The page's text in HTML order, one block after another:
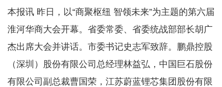
本报讯 昨日，以“商聚枢纽 智领未来”为主题的第六届
淮河华商大会开幕。省委常委、省委统战部部长胡广
杰出席大会并讲话。市委书记史志军致辞。鹏鼎控股
（深圳）股份有限公司总经理林益弘，中国巨石股份
有限公司副总裁曹国荣，江苏蔚蓝锂芯集团股份有限